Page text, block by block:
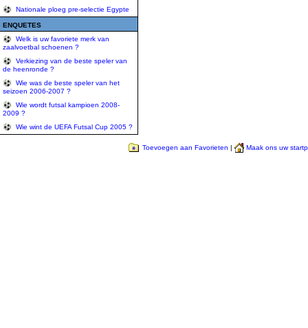
Nationale ploeg pre-selectie Egypte
ENQUETES
Welk is uw favoriete merk van
zaalvoetbal schoenen ?
Verkiezing van de beste speler van
de heenronde ?
Wie was de beste speler van het
seizoen 2006-2007 ?
Wie wordt futsal kampioen 2008-
2009 ?
Wie wint de UEFA Futsal Cup 2005 ?
Toevoegen aan Favorieten | Maak ons uw